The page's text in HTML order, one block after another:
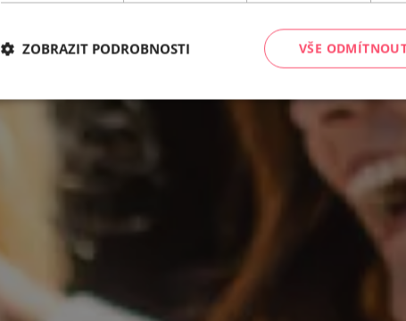
VŠE
ZOBRAZIT PODROBNOSTI